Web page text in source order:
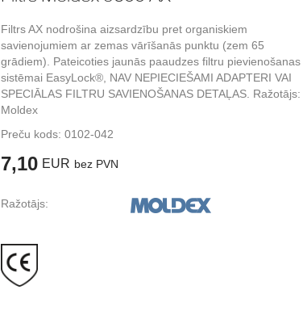
Filtrs AX nodrošina aizsardzību pret organiskiem
savienojumiem ar zemas vārīšanās punktu (zem 65
grādiem). Pateicoties jaunās paaudzes filtru pievienošanas
sistēmai EasyLock®, NAV NEPIECIEŠAMI ADAPTERI VAI
SPECIĀLAS FILTRU SAVIENOŠANAS DETAĻAS. Ražotājs:
Moldex
Preču kods: 0102-042
7,10 EUR bez PVN
Ražotājs: